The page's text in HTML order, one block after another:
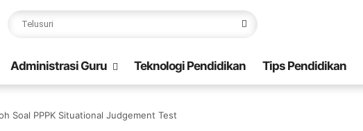
Administrasi Guru Teknologi Pendidikan Tips Pendidikan
Soal PPPK Situational Judgement Test